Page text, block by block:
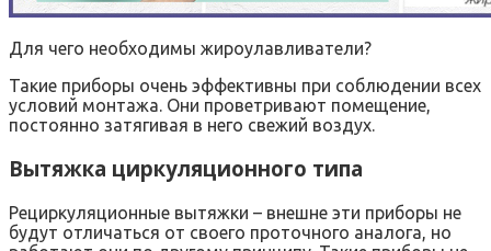
Для чего необходимы жироулавливатели?
Такие приборы очень эффективны при соблюдении всех
условий монтажа. Они проветривают помещение,
постоянно затягивая в него свежий воздух.
Вытяжка циркуляционного типа
Рециркуляционные вытяжки – внешне эти приборы не
будут отличаться от своего проточного аналога, но